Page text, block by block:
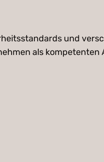
und
als kompetenten